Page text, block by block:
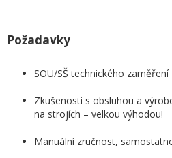
Požadavky
SOU/SŠ technického zaměření
Zkušenosti s obsluhou a
na strojích – velkou výhodou!
Manuální zručnost,